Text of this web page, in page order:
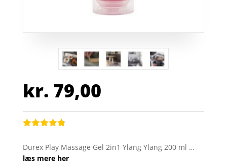
kr. 79,00
ud af 5
baseret på
Durex Play Massage Gel 2in1 Ylang Ylang 200 ml …
læs mere her